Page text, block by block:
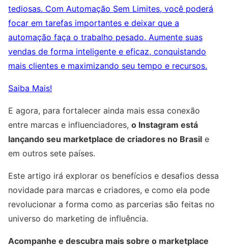
tediosas. Com Automação Sem Limites, você poderá
focar em tarefas importantes e deixar que a
automação faça o trabalho pesado. Aumente suas
vendas de forma inteligente e eficaz, conquistando
mais clientes e maximizando seu tempo e recursos.
Saiba Mais!
E agora, para fortalecer ainda mais essa conexão
entre marcas e influenciadores, o Instagram está
lançando seu marketplace de criadores no Brasil e
em outros sete países.
Este artigo irá explorar os benefícios e desafios dessa
novidade para marcas e criadores, e como ela pode
revolucionar a forma como as parcerias são feitas no
universo do marketing de influência.
Acompanhe e descubra mais sobre o marketplace